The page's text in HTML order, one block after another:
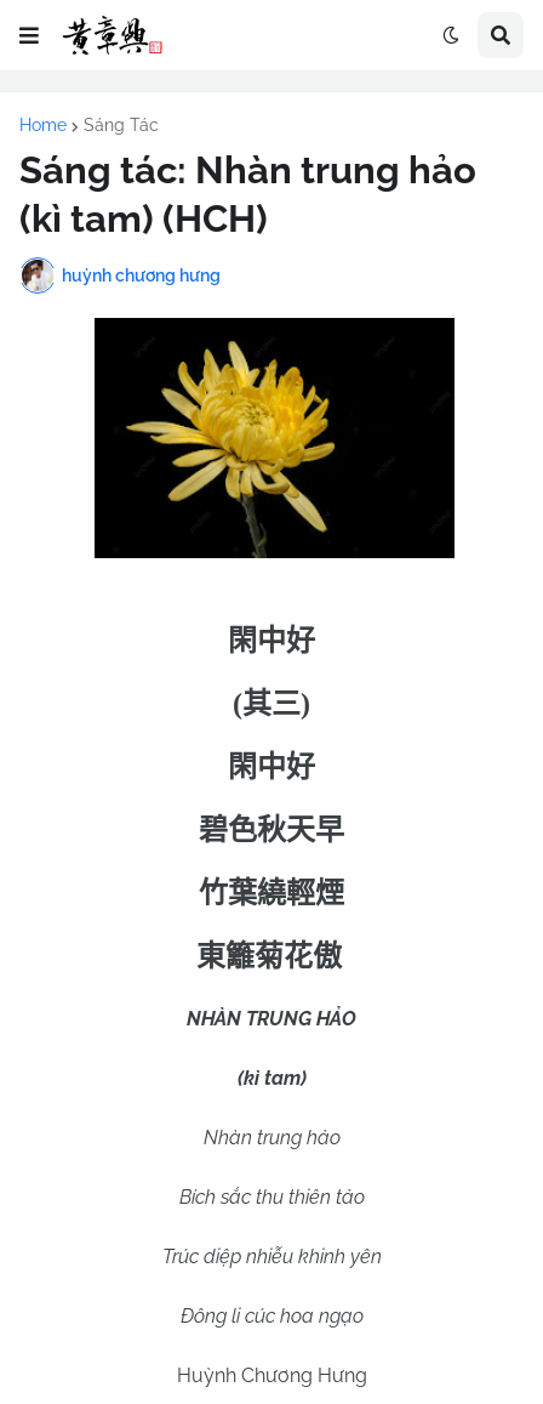
Home Sáng Tác
Sáng tác: Nhàn trung hảo
(kì tam) (HCH)
huỳnh chương hưng
閑中好
(其三)
閑中好
碧色秋天早
竹葉繞輕煙
東籬菊花傲
NHÀN TRUNG HẢO
(kì tam)
Nhàn trung hảo
Bích sắc thu thiên tảo
Trúc diệp nhiễu khinh yên
Đông li cúc hoa ngạo
Huỳnh Chương Hưng